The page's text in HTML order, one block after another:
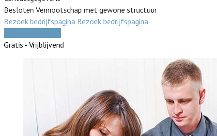
Besloten Vennootschap met gewone structuur
Bezoek bedrijfspagina Bezoek bedrijfspagina
Gratis - Vrijblijvend